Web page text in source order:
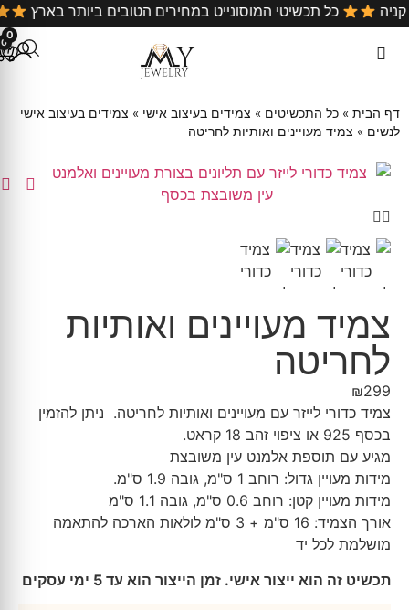
קניה כל תכשיטי המוסונייט במחירים הטובים ביותר בארץ
0
0
דף הבית » כל התכשיטים » צמידים בעיצוב אישי » צמידים בעיצוב אישי
לנשים » צמיד מעויינים ואותיות לחריטה
צמיד מעויינים ואותיות
לחריטה
₪299
צמיד כדורי לייזר עם מעויינים ואותיות לחריטה. ניתן להזמין
בכסף 925 או ציפוי זהב 18 קראט.
מגיע עם תוספת אלמנט עין משובצת
מידות מעויין גדול: רוחב 1 ס"מ, גובה 1.9 ס"מ.
מידות מעויין קטן: רוחב 0.6 ס"מ, גובה 1.1 ס"מ
אורך הצמיד: 16 ס"מ + 3 ס"מ לולאות הארכה להתאמה
מושלמת לכל יד
תכשיט זה הוא ייצור אישי. זמן הייצור הוא עד 5 ימי עסקים